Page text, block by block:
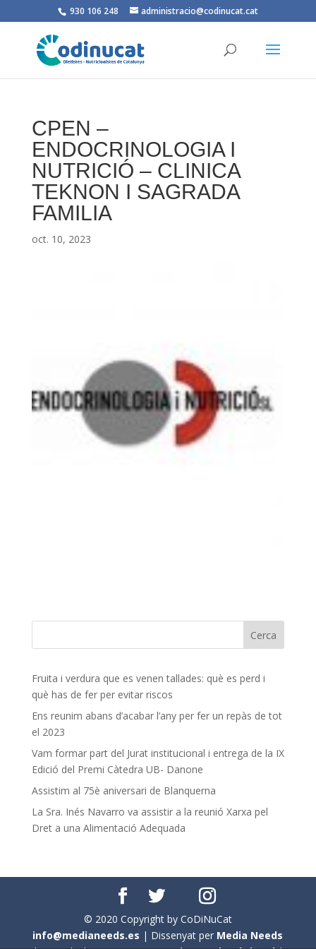
930 106 248 administracio@codinucat.cat
CPEN –
ENDOCRINOLOGIA I
NUTRICIÓ – CLINICA
TEKNON I SAGRADA
FAMILIA
oct. 10, 2023
Fruita i verdura que es venen tallades: què es perd i
què has de fer per evitar riscos
Ens reunim abans d’acabar l’any per fer un repàs de tot
el 2023
Vam formar part del Jurat institucional i entrega de la IX
Edició del Premi Càtedra UB- Danone
Assistim al 75è aniversari de Blanquerna
La Sra. Inés Navarro va assistir a la reunió Xarxa pel
Dret a una Alimentació Adequada
© 2020 Copyright by CoDiNuCat
info@medianeeds.es | Dissenyat per Media Needs